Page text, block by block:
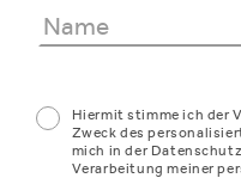
Hiermit stimme ich der
Zweck des
mich in der
Verarbeitung meiner